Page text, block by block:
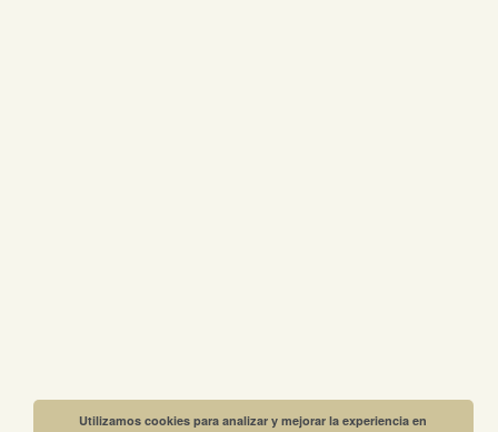
Utilizamos cookies para analizar y mejorar la experiencia en